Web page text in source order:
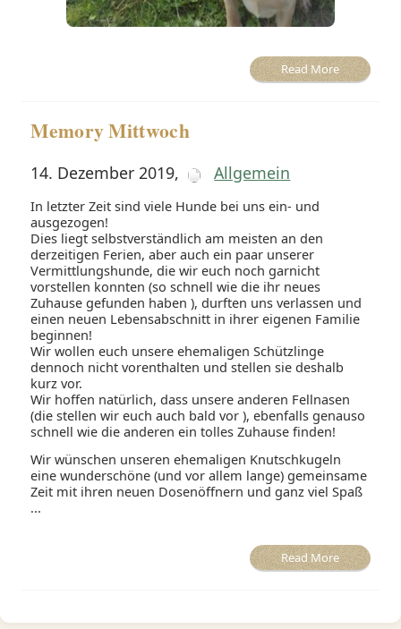
Read More
Memory Mittwoch
14. Dezember 2019, Allgemein
In letzter Zeit sind viele Hunde bei uns ein- und
ausgezogen!
Dies liegt selbstverständlich am meisten an den
derzeitigen Ferien, aber auch ein paar unserer
Vermittlungshunde, die wir euch noch garnicht
vorstellen konnten (so schnell wie die ihr neues
Zuhause gefunden haben ), durften uns verlassen und
einen neuen Lebensabschnitt in ihrer eigenen Familie
beginnen!
Wir wollen euch unsere ehemaligen Schützlinge
dennoch nicht vorenthalten und stellen sie deshalb
kurz vor.
Wir hoffen natürlich, dass unsere anderen Fellnasen
(die stellen wir euch auch bald vor ), ebenfalls genauso
schnell wie die anderen ein tolles Zuhause finden!
Wir wünschen unseren ehemaligen Knutschkugeln
eine wunderschöne (und vor allem lange) gemeinsame
Zeit mit ihren neuen Dosenöffnern und ganz viel Spaß
...
Read More